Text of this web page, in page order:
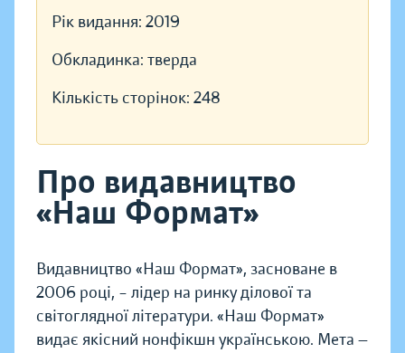
Рік видання: 2019
Обкладинка: тверда
Кількість сторінок: 248
Про видавництво
«Наш Формат»
Видавництво «Наш Формат», засноване в
2006 році, – лідер на ринку ділової та
світоглядної літератури. «Наш Формат»
видає якісний нонфікшн українською. Мета —